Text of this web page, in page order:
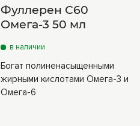
Фуллерен С60
Омега-3 50 мл
в наличии
Богат полиненасыщенными
жирными кислотами Омега-3 и
Омега-6